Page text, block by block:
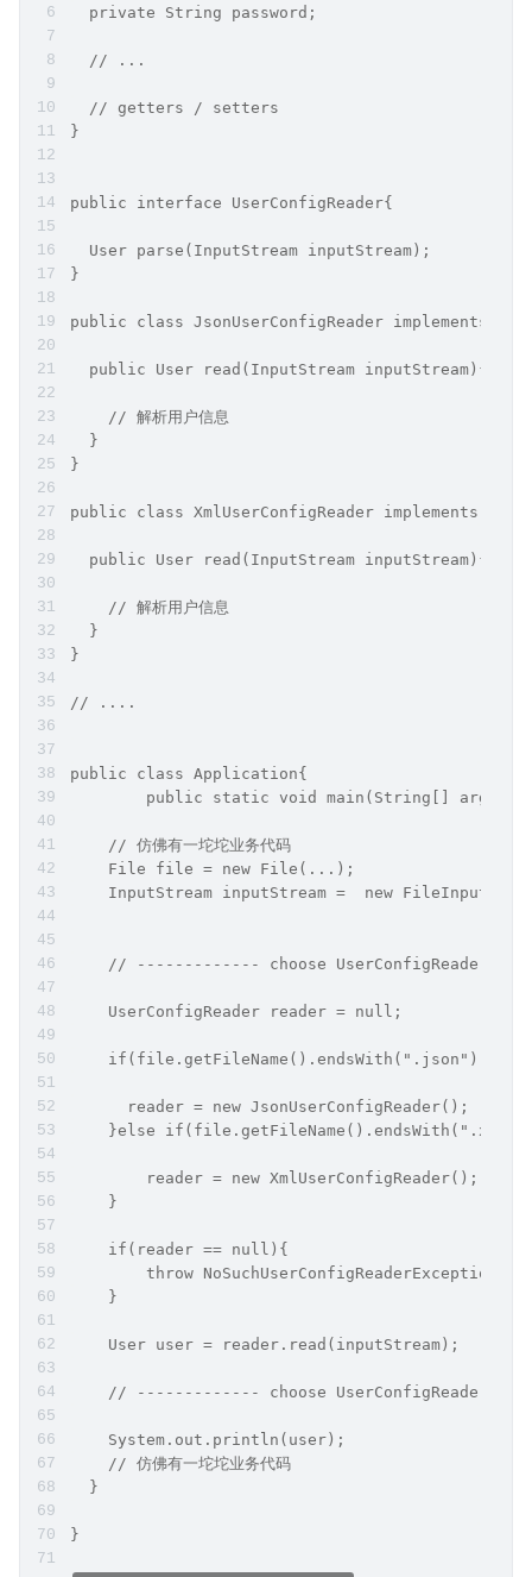
  private String password;
  // ...
  // getters / setters
}
public interface UserConfigReader{
  User parse(InputStream inputStream);
}
public class JsonUserConfigReader implements
  public User read(InputStream inputStream){
    // 解析用户信息
  }
}
public class XmlUserConfigReader implements
  public User read(InputStream inputStream){
    // 解析用户信息
  }
}
// ....
public class Application{
	public static void main(String[] args){
    // 仿佛有一坨坨业务代码
    File file = new File(...);
InputStream inputStream =  new
// ------------- choose UserConfigReader
    UserConfigReader reader = null;
    if(file.getFileName().endsWith(".json")){
      reader = new JsonUserConfigReader();
}else
    	reader = new XmlUserConfigReader();
    }
    if(reader == null){
    	throw NoSuchUserConfigReaderException();
    }
    User user = reader.read(inputStream);
// ------------- choose UserConfigReader
    System.out.println(user);
    // 仿佛有一坨坨业务代码
  }
}